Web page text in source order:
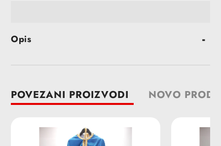
proizvoda
korpu
Opis
POVEZANI PROIZVODI NOVO